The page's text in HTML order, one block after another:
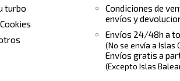
turbo
Condiciones de
envíos y
Envíos 24/48h a
(No se envía a Islas
Envíos gratis a
(Excepto Islas